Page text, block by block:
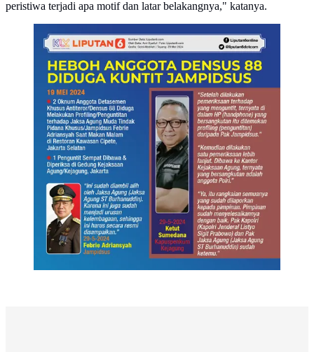
peristiwa terjadi apa motif dan latar belakangnya," katanya.
Infografis Heboh Anggota Densus 88 Diduga Kuntit
Jampidsus (Liputan6.com/Gotri/Abdillah)